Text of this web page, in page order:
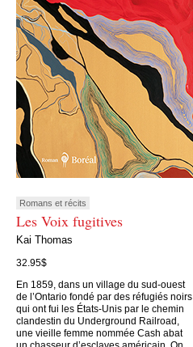
Romans et récits
Les Voix fugitives
Kai Thomas
32.95$
En 1859, dans un village du sud-ouest
de l’Ontario fondé par des réfugiés noirs
qui ont fui les États-Unis par le chemin
clandestin du Underground Railroad,
une vieille femme nommée Cash abat